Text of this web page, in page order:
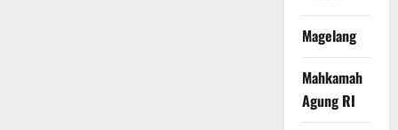
Magelang
Mahkamah
Agung RI